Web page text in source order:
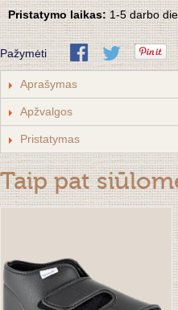
Pristatymo laikas:1-5 darbo
Pažymėti
Aprašymas
Apžvalgos
Pristatymas
Taip pat